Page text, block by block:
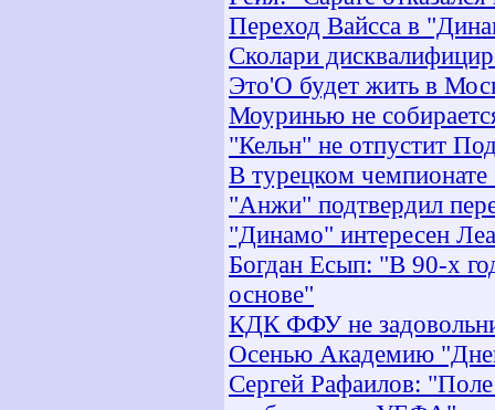
Переход Вайсса в
Сколари
Это'О будет жить в
Моуринью не
"Кельн" не отпустит
В турецком чемпионате
"Анжи" подтвердил
"Динамо" интересен
Богдан Есып: "В 90-х
основе"
КДК ФФУ не
Осенью Академию
Сергей Рафаилов: "Поле